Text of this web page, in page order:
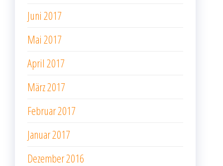
Juni 2017
Mai 2017
April 2017
März 2017
Februar 2017
Januar 2017
Dezember 2016